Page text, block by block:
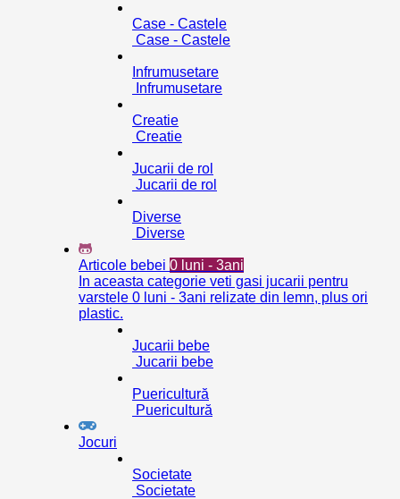
Case - Castele
Case - Castele
Infrumusetare
Infrumusetare
Creatie
Creatie
Jucarii de rol
Jucarii de rol
Diverse
Diverse
Articole bebei 0 luni - 3ani
In aceasta categorie veti gasi jucarii pentru
varstele 0 luni - 3ani relizate din lemn, plus ori
plastic.
Jucarii bebe
Jucarii bebe
Puericultură
Puericultură
Jocuri
Societate
Societate